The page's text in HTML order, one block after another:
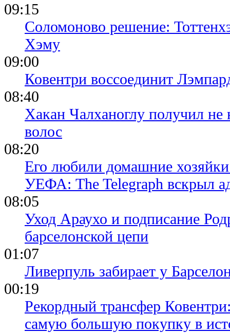
09:15
Соломоново решение:
Хэму
09:00
Ковентри воссоединит
08:40
Хакан Чалханоглу получил не
волос
08:20
Его любили домашние
УЕФА: The Telegraph вскрыл
08:05
Уход Араухо и подписание
барселонской цепи
01:07
Ливерпуль забирает у
00:19
Рекордный трансфер
самую большую покупку в